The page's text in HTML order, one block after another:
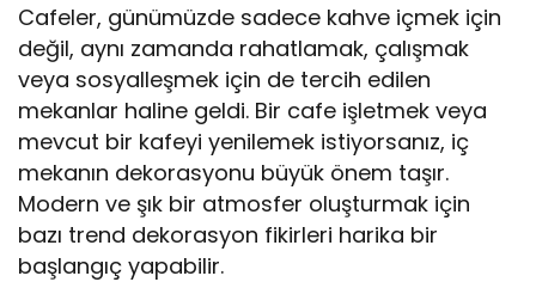
Cafeler, günümüzde sadece kahve içmek için
değil, aynı zamanda rahatlamak, çalışmak
veya sosyalleşmek için de tercih edilen
mekanlar haline geldi. Bir cafe işletmek veya
mevcut bir kafeyi yenilemek istiyorsanız, iç
mekanın dekorasyonu büyük önem taşır.
Modern ve şık bir atmosfer oluşturmak için
bazı trend dekorasyon fikirleri harika bir
başlangıç yapabilir.